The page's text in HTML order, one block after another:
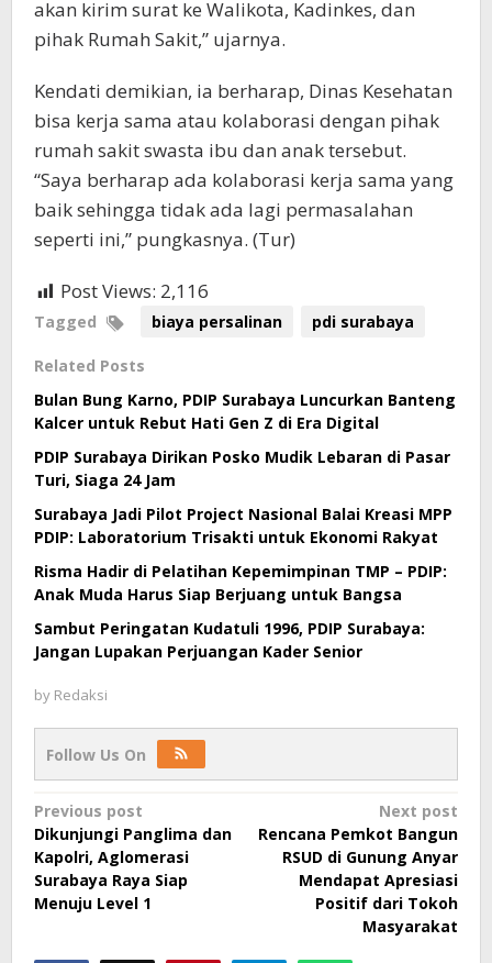
akan kirim surat ke Walikota, Kadinkes, dan
pihak Rumah Sakit,” ujarnya.
Kendati demikian, ia berharap, Dinas Kesehatan
bisa kerja sama atau kolaborasi dengan pihak
rumah sakit swasta ibu dan anak tersebut.
“Saya berharap ada kolaborasi kerja sama yang
baik sehingga tidak ada lagi permasalahan
seperti ini,” pungkasnya. (Tur)
Post Views: 2,116
Tagged biaya persalinan pdi surabaya
Related Posts
Bulan Bung Karno, PDIP Surabaya Luncurkan Banteng
Kalcer untuk Rebut Hati Gen Z di Era Digital
PDIP Surabaya Dirikan Posko Mudik Lebaran di Pasar
Turi, Siaga 24 Jam
Surabaya Jadi Pilot Project Nasional Balai Kreasi MPP
PDIP: Laboratorium Trisakti untuk Ekonomi Rakyat
Risma Hadir di Pelatihan Kepemimpinan TMP – PDIP:
Anak Muda Harus Siap Berjuang untuk Bangsa
Sambut Peringatan Kudatuli 1996, PDIP Surabaya:
Jangan Lupakan Perjuangan Kader Senior
by Redaksi
Follow Us On
Post
navigation
Previous post
Dikunjungi Panglima dan
Kapolri, Aglomerasi
Surabaya Raya Siap
Menuju Level 1
Next post
Rencana Pemkot Bangun
RSUD di Gunung Anyar
Mendapat Apresiasi
Positif dari Tokoh
Masyarakat